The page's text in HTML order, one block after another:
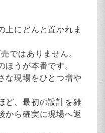
上にどんと置かれま
ではありません。
ほうが本番です。
な現場をひとつ増や
ど、最初の設計を雑
から確実に現場へ返